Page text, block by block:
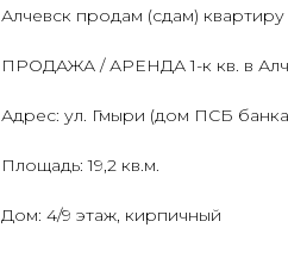
Алчевск продам (сдам) квартиру
ПРОДАЖА / АРЕНДА 1-к кв. в
Адрес: ул. Гмыри (дом ПСБ
Площадь: 19,2 кв.м.
Дом: 4/9 этаж, кирпичный